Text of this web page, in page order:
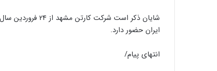
ایران حضور دارد.
انتهای پیام/